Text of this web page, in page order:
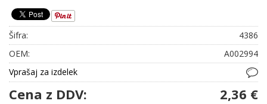
Šifra:
4386
OEM:
A002994
Vprašaj za izdelek
Cena z DDV: 2,36 €